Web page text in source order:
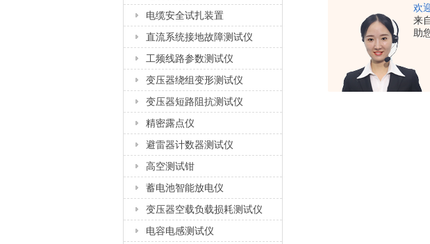
欢
来
助
电缆安全试扎装置
直流系统接地故障测试仪
工频线路参数测试仪
变压器绕组变形测试仪
变压器短路阻抗测试仪
精密露点仪
避雷器计数器测试仪
高空测试钳
蓄电池智能放电仪
变压器空载负载损耗测试仪
电容电感测试仪